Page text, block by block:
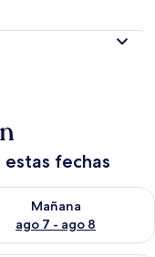
fechas
- ago 7
Mañana
ago 7 - ago 8
la disponibilidad